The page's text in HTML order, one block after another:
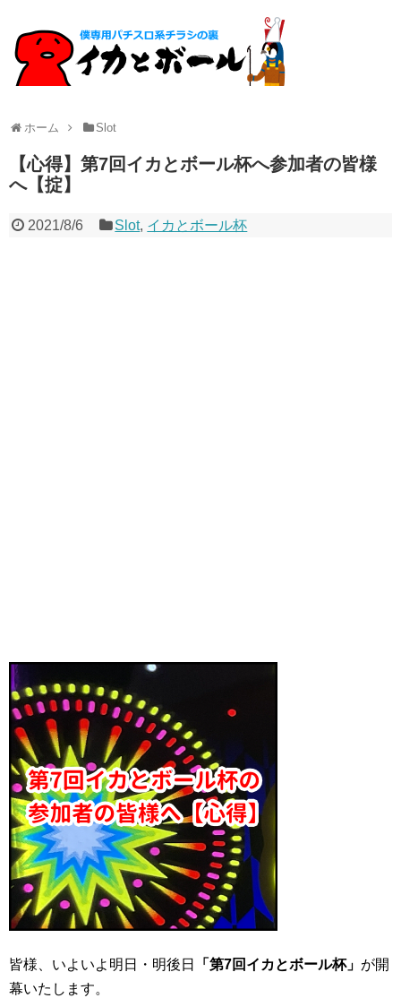
ホーム Slot
【心得】第7回イカとボール杯へ参加者の皆様
へ【掟】
2021/8/6 Slot, イカとボール杯
皆様、いよいよ明日・明後日 「第7回イカとボール杯」 が開
幕いたします。